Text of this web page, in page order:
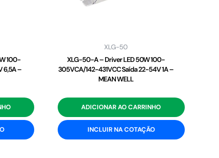
100-
6,5A –
XLG-50
XLG-50-A – Driver LED 50W 100-
305VCA/142-431VCC Saída 22-54V 1A –
MEAN WELL
ADICIONAR AO CARRINHO
INCLUIR NA COTAÇÃO